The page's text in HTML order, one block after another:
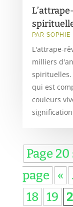
PAR SOPHIE
L'attrape-
milliers
qui est
couleurs
Page 20
page
«
18
19